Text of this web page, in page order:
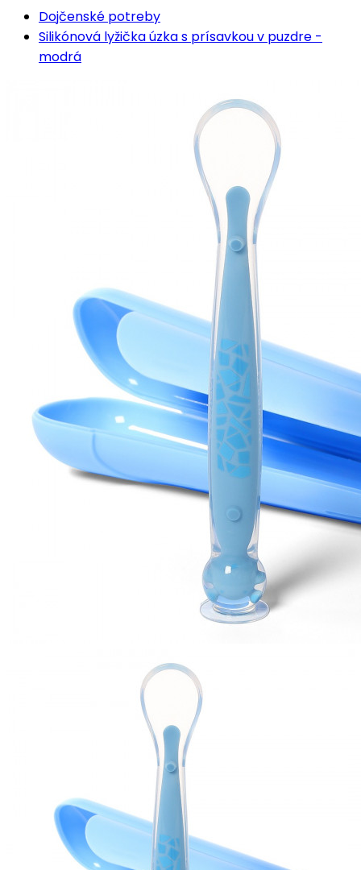
Dojčenské potreby
Silikónová lyžička úzka s prísavkou v puzdre -
modrá